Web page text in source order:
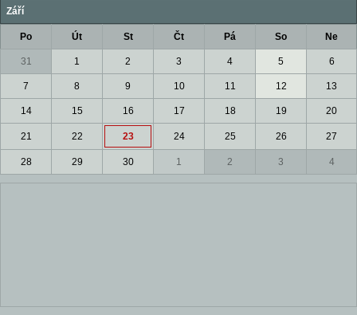
Září
Po Út St Čt Pá So Ne
31 1 2 3 4 5 6
7 8 9 10 11 12 13
14 15 16 17 18 19 20
21 22 23 24 25 26 27
28 29 30 1 2 3 4